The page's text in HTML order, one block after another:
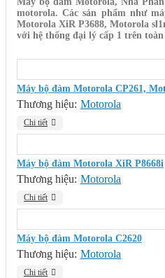
motorola. Các sản phẩm như
Motorola XiR P3688, Motorola
với hệ thống đại lý cấp 1 trên toàn
Máy bộ đàm Motorola CP261,
Thương hiệu: Motorola
Chi tiết
Máy bộ đàm Motorola XiR P8668i
Thương hiệu: Motorola
Chi tiết
Máy bộ đàm Motorola C2620
Thương hiệu: Motorola
Chi tiết